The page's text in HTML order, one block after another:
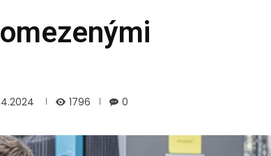
1796 0